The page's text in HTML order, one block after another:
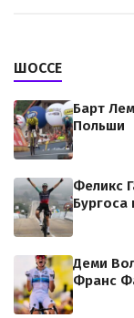
ШОССЕ
Барт
Польши
Феликс
Бургоса
Деми
Франс